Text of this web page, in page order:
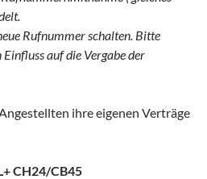
Rufnummer schalten. Bitte
auf die Vergabe der
ihre eigenen Verträge
CH24/CB45